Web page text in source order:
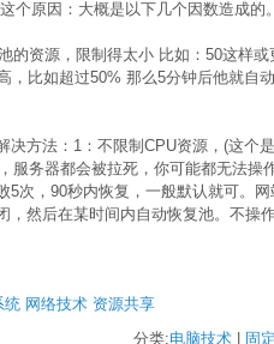
个原因：大概是以下几个因数造成的。
资源，限制得太小 比如：50这样或
，比如超过50% 那么5分钟后他就自
方法：1：不限制CPU资源，(这个
服务器都会被拉死，你可能都无法操
5次，90秒内恢复，一般默认就可。
，然后在某时间内自动恢复池。不操
统 网络技术 资源共享
分类:电脑技术 固